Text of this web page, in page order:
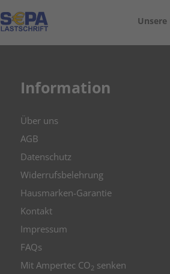
Information
Über uns
AGB
Datenschutz
Widerrufsbelehrung
Hausmarken-Garantie
Kontakt
Impressum
FAQs
Mit Ampertec CO2 senken